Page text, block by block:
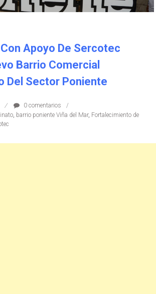
Apoyo De Sercotec
Barrio Comercial
Del Sector Poniente
0 comentarios
barrio poniente Viña del Mar, Fortalecimiento de